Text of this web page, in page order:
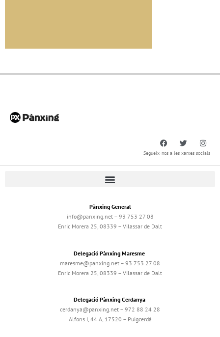
Segueix-nos a les xarxes socials
Pànxing General
info@panxing.net – 93 753 27 08
Enric Morera 25, 08339 – Vilassar de Dalt
Delegació Pànxing Maresme
maresme@panxing.net – 93 753 27 08
Enric Morera 25, 08339 – Vilassar de Dalt
Delegació Pànxing Cerdanya
cerdanya@panxing.net – 972 88 24 28
Alfons I, 44 A, 17520 – Puigcerdà